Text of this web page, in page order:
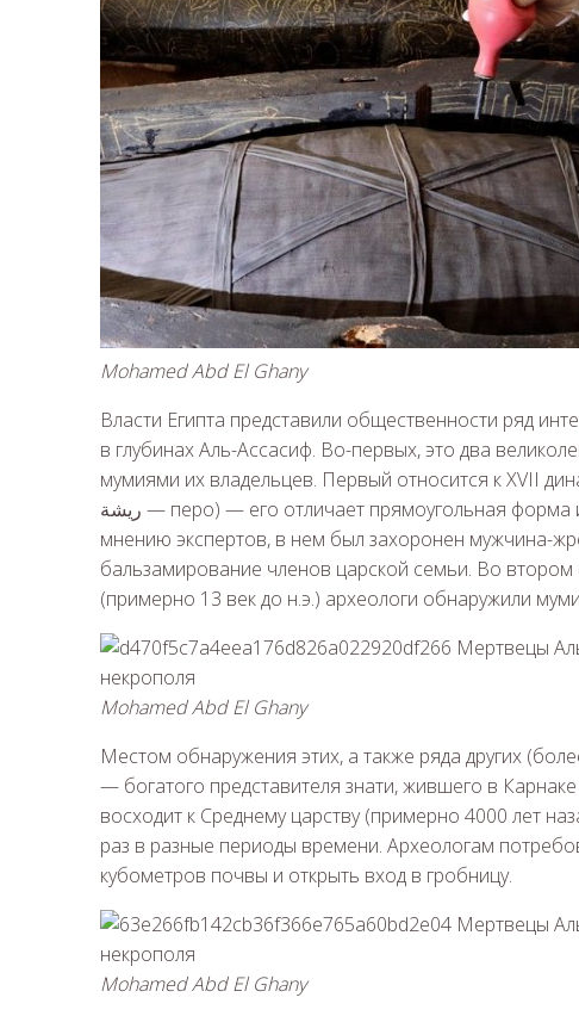
Mohamed Abd El Ghany
Власти Египта представили общественности ряд
в глубинах Аль-Ассасиф. Во-первых, это два
мумиями их владельцев. Первый относится к XVII
ريشة — перо) — его отличает прямоугольная форма и украшения в виде роскошных перьев. По
мнению экспертов, в нем был захоронен мужчина-
бальзамирование членов царской семьи. Во втором
(примерно 13 век до н.э.) археологи обнаружили
Mohamed Abd El Ghany
Местом обнаружения этих, а также ряда других
— богатого представителя знати, жившего в
восходит к Среднему царству (примерно 4000 лет
раз в разные периоды времени. Археологам
кубометров почвы и открыть вход в гробницу.
Mohamed Abd El Ghany